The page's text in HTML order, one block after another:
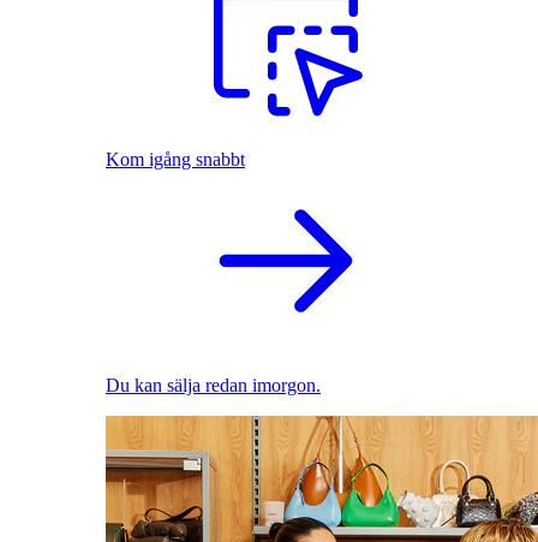
Kom igång snabbt
Du kan sälja redan imorgon.